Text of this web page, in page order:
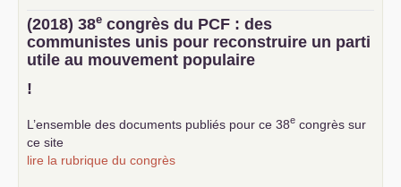
(2018) 38e congrès du PCF : des
communistes unis pour reconstruire un parti
utile au mouvement populaire
!
L’ensemble des documents publiés pour ce 38e congrès sur
ce site
lire la rubrique du congrès